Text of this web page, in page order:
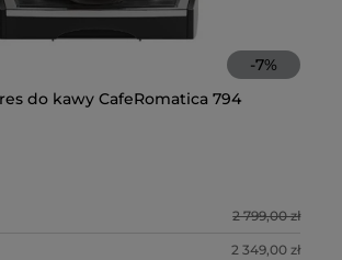
-7%
do kawy CafeRomatica 794
2 799,00 zł
2 349,00 zł